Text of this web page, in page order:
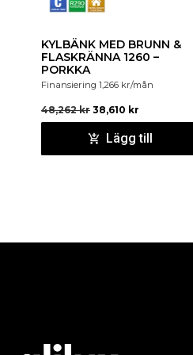
KYLBÄNK MED BRUNN &
FLASKRÄNNA 1260 –
PORKKA
Finansiering 1,266 kr/mån
48,262kr 38,610 kr
Lägg till